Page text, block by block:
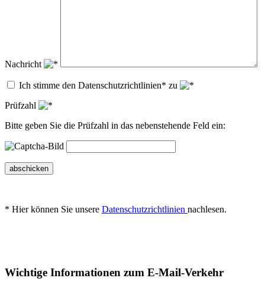
Nachricht
Ich stimme den Datenschutzrichtlinien* zu
Prüfzahl
Bitte geben Sie die Prüfzahl in das nebenstehende Feld ein:
abschicken
* Hier können Sie unsere Datenschutzrichtlinien nachlesen.
Wichtige Informationen zum E-Mail-Verkehr